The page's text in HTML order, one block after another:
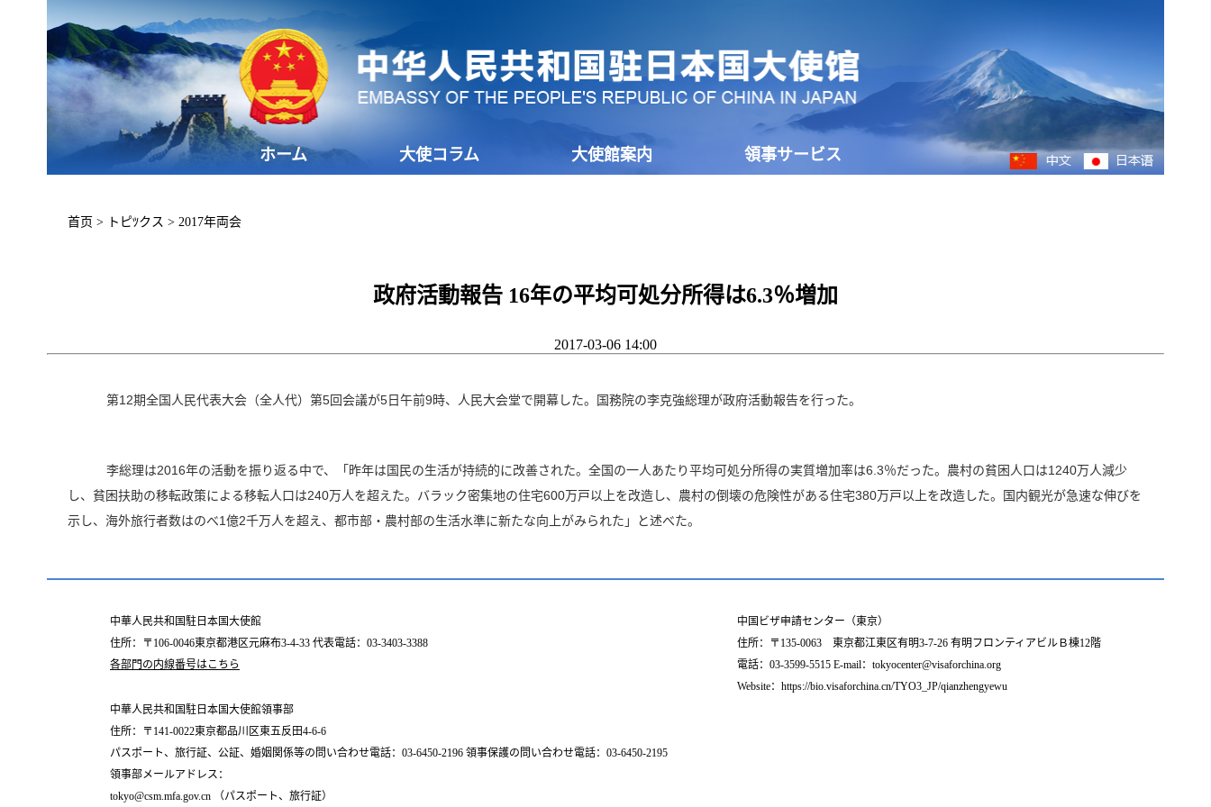
ホーム 大使コラム 大使館案内 領事サービス
首页 > トピﾂクス > 2017年両会
政府活動報告 16年の平均可処分所得は6.3％増加
2017-03-06 14:00
第12期全国人民代表大会（全人代）第5回会議が5日午前9時、人民大会堂で開幕した。国務院の李克強総理が政府活動報告を行った。
李総理は2016年の活動を振り返る中で、「昨年は国民の生活が持続的に改善された。全国の一人あたり平均可処分所得の実質増加率は6.3％だった。農村の貧困人口は1240万人減少
し、貧困扶助の移転政策による移転人口は240万人を超えた。バラック密集地の住宅600万戸以上を改造し、農村の倒壊の危険性がある住宅380万戸以上を改造した。国内観光が急速な伸びを
示し、海外旅行者数はのべ1億2千万人を超え、都市部・農村部の生活水準に新たな向上がみられた」と述べた。
中華人民共和国駐日本国大使館
住所：〒106-0046東京都港区元麻布3-4-33 代表電話：03-3403-3388
各部門の内線番号はこちら
中華人民共和国駐日本国大使館領事部
住所：〒141-0022東京都品川区東五反田4-6-6
パスポート、旅行証、公証、婚姻関係等の問い合わせ電話：03-6450-2196 領事保護の問い合わせ電話：03-6450-2195
領事部メールアドレス：
tokyo@csm.mfa.gov.cn （パスポート、旅行証）
中国ビザ申請センター（東京）
住所：〒135-0063 東京都江東区有明3-7-26 有明フロンティアビルＢ棟12階
電話：03-3599-5515 E-mail：tokyocenter@visaforchina.org
Website：https://bio.visaforchina.cn/TYO3_JP/qianzhengyewu